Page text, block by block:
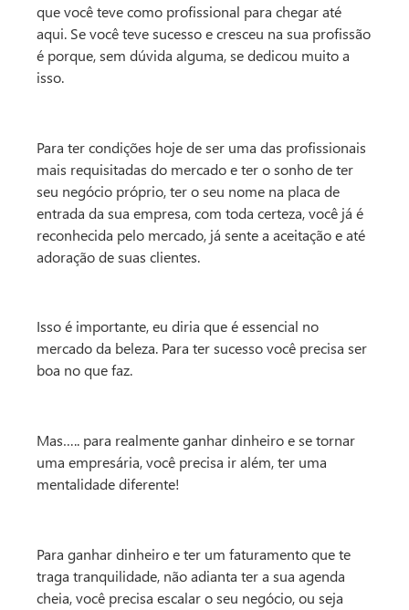
que você teve como profissional para chegar até
aqui. Se você teve sucesso e cresceu na sua profissão
é porque, sem dúvida alguma, se dedicou muito a
isso.
Para ter condições hoje de ser uma das profissionais
mais requisitadas do mercado e ter o sonho de ter
seu negócio próprio, ter o seu nome na placa de
entrada da sua empresa, com toda certeza, você já é
reconhecida pelo mercado, já sente a aceitação e até
adoração de suas clientes.
Isso é importante, eu diria que é essencial no
mercado da beleza. Para ter sucesso você precisa ser
boa no que faz.
Mas….. para realmente ganhar dinheiro e se tornar
uma empresária, você precisa ir além, ter uma
mentalidade diferente!
Para ganhar dinheiro e ter um faturamento que te
traga tranquilidade, não adianta ter a sua agenda
cheia, você precisa escalar o seu negócio, ou seja